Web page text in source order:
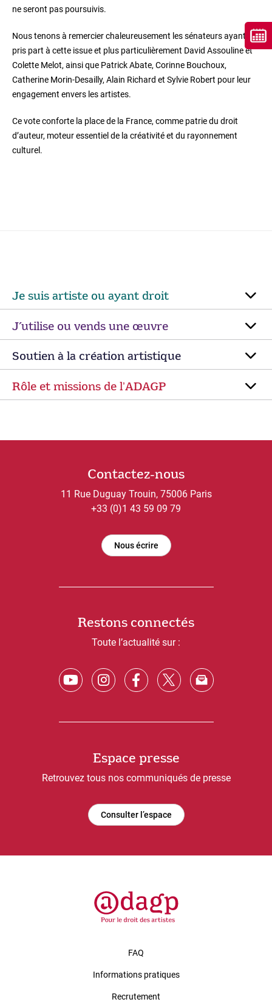
ne seront pas poursuivis.
Nous tenons à remercier chaleureusement les sénateurs ayant
pris part à cette issue et plus particulièrement David Assouline et
Colette Melot, ainsi que Patrick Abate, Corinne Bouchoux,
Catherine Morin-Desailly, Alain Richard et Sylvie Robert pour leur
engagement envers les artistes.
Ce vote conforte la place de la France, comme patrie du droit
d’auteur, moteur essentiel de la créativité et du rayonnement
culturel.
Je suis artiste ou ayant droit
J’utilise ou vends une œuvre
Soutien à la création artistique
Rôle et missions de lʼADAGP
Contactez-nous
11 Rue Duguay Trouin, 75006 Paris
+33 (0)1 43 59 09 79
Nous écrire
Restons connectés
Toute l’actualité sur :
Espace presse
Retrouvez tous nos communiqués de presse
Consulter l’espace
FAQ
Informations pratiques
Recrutement